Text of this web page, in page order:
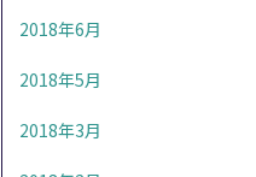
2018年6月
2018年5月
2018年3月